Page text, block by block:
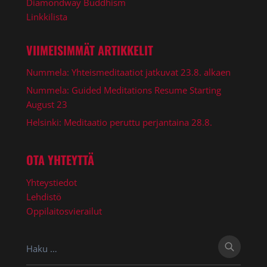
Linkkilista
VIIMEISIMMÄT ARTIKKELIT
Nummela: Yhteismeditaatiot jatkuvat 23.8. alkaen
Nummela: Guided Meditations Resume Starting
August 23
Helsinki: Meditaatio peruttu perjantaina 28.8.
OTA YHTEYTTÄ
Yhteystiedot
Lehdistö
Oppilaitosvierailut
Haku: